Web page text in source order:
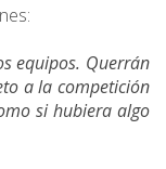
equipos. Querrán
a la competición
si hubiera algo